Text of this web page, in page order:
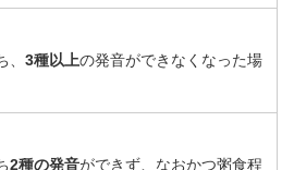
3種以上の発音ができなくなった場
2種の発音ができず、なおかつ粥食程